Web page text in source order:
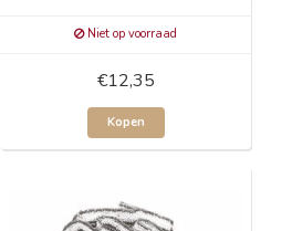
Niet op voorraad
€12,35
Kopen